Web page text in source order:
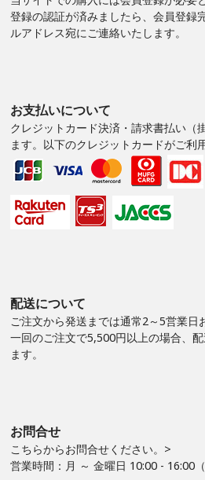
登録の認証が済みましたら、会員登録
ルアドレス宛にご連絡いたします。
お支払いについて
クレジットカード決済・請求書払い（
ます。以下のクレジットカードがご利
配送について
ご注文から発送までは通常2～5営業日
一回のご注文で5,500円以上の場合、
ます。
お問合せ
こちらからお問合せください。>
営業時間：月 ～ 金曜日 10:00 - 16:00（